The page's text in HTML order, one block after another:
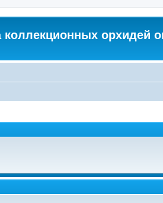
орхидей